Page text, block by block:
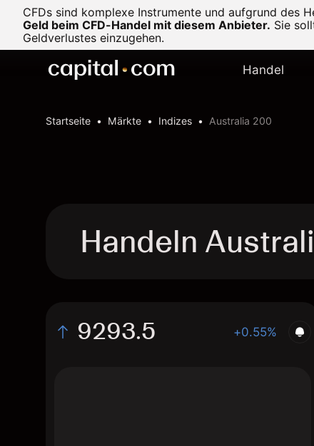
CFDs sind komplexe Instrumente und aufgrund des
Geld beim CFD-Handel mit diesem Anbieter. Sie
Geldverlustes einzugehen.
Handel
Startseite Märkte Indizes Australia 200
Handeln
9293.5 +0.55%